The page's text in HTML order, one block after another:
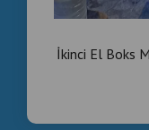
İkinci El Boks